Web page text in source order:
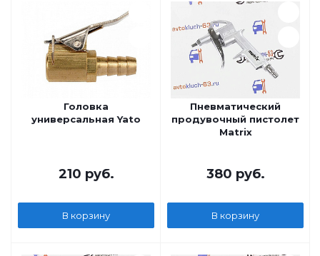
Головка
универсальная Yato
210 руб.
В корзину
Пневматический
продувочный пистолет
Matrix
380 руб.
В корзину